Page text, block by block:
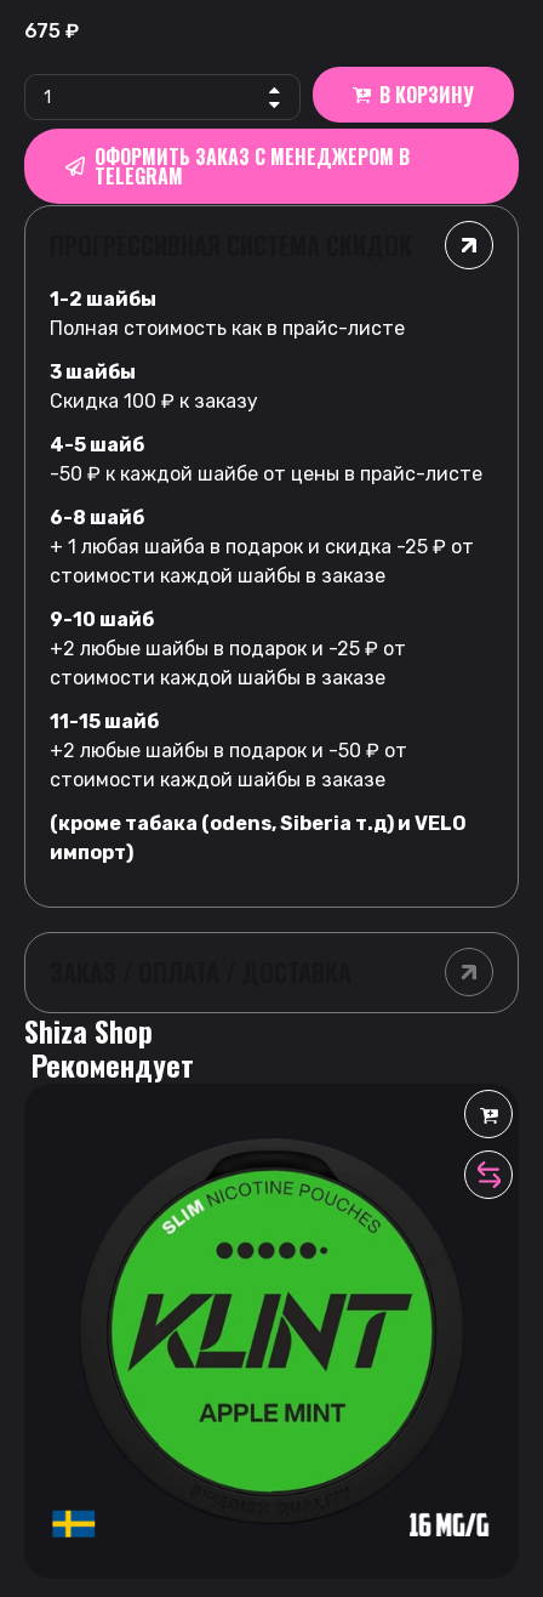
675 ₽
В КОРЗИНУ
ОФОРМИТЬ ЗАКАЗ С МЕНЕДЖЕРОМ В
TELEGRAM
1-2 шайбы
Полная стоимость как в прайс-листе
3 шайбы
Скидка 100 ₽ к заказу
4-5 шайб
-50 ₽ к каждой шайбе от цены в прайс-листе
6-8 шайб
+ 1 любая шайба в подарок и скидка -25 ₽ от
стоимости каждой шайбы в заказе
9-10 шайб
+2 любые шайбы в подарок и -25 ₽ от
стоимости каждой шайбы в заказе
11-15 шайб
+2 любые шайбы в подарок и -50 ₽ от
стоимости каждой шайбы в заказе
(кроме табака (odens, Siberia т.д) и VELO
импорт)
Shiza Shop
Рекомендует